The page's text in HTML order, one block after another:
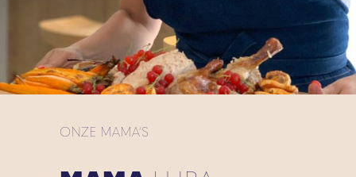
ONZE MAMA’S